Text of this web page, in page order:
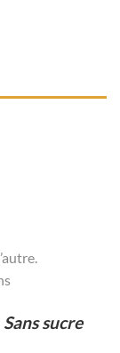
sucre